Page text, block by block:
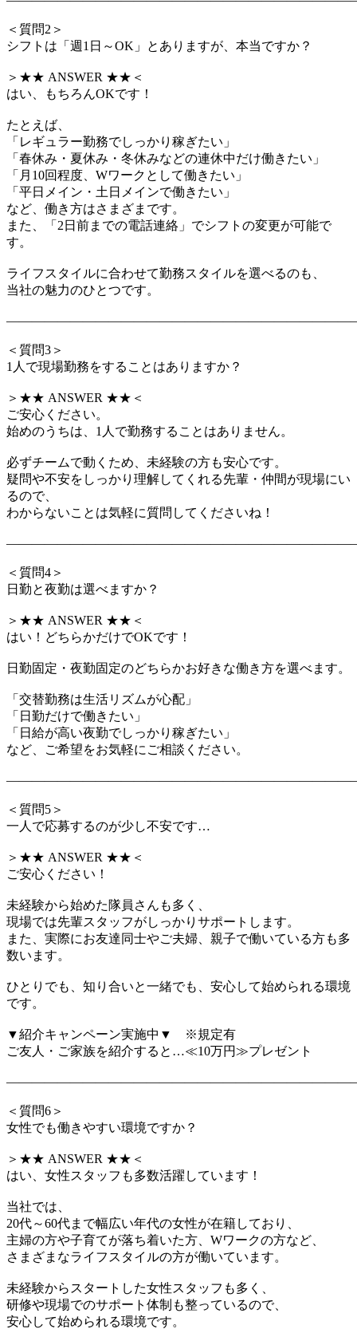
＜質問2＞
シフトは「週1日～OK」とありますが、本当ですか？
＞★★ ANSWER ★★＜
はい、もちろんOKです！
たとえば、
「レギュラー勤務でしっかり稼ぎたい」
「春休み・夏休み・冬休みなどの連休中だけ働きたい」
「月10回程度、Wワークとして働きたい」
「平日メイン・土日メインで働きたい」
など、働き方はさまざまです。
また、「2日前までの電話連絡」でシフトの変更が可能で
す。
ライフスタイルに合わせて勤務スタイルを選べるのも、
当社の魅力のひとつです。
＜質問3＞
1人で現場勤務をすることはありますか？
＞★★ ANSWER ★★＜
ご安心ください。
始めのうちは、1人で勤務することはありません。
必ずチームで動くため、未経験の方も安心です。
疑問や不安をしっかり理解してくれる先輩・仲間が現場にい
るので、
わからないことは気軽に質問してくださいね！
＜質問4＞
日勤と夜勤は選べますか？
＞★★ ANSWER ★★＜
はい！どちらかだけでOKです！
日勤固定・夜勤固定のどちらかお好きな働き方を選べます。
「交替勤務は生活リズムが心配」
「日勤だけで働きたい」
「日給が高い夜勤でしっかり稼ぎたい」
など、ご希望をお気軽にご相談ください。
＜質問5＞
一人で応募するのが少し不安です…
＞★★ ANSWER ★★＜
ご安心ください！
未経験から始めた隊員さんも多く、
現場では先輩スタッフがしっかりサポートします。
また、実際にお友達同士やご夫婦、親子で働いている方も多
数います。
ひとりでも、知り合いと一緒でも、安心して始められる環境
です。
▼紹介キャンペーン実施中▼ ※規定有
ご友人・ご家族を紹介すると…≪10万円≫プレゼント
＜質問6＞
女性でも働きやすい環境ですか？
＞★★ ANSWER ★★＜
はい、女性スタッフも多数活躍しています！
当社では、
20代～60代まで幅広い年代の女性が在籍しており、
主婦の方や子育てが落ち着いた方、Wワークの方など、
さまざまなライフスタイルの方が働いています。
未経験からスタートした女性スタッフも多く、
研修や現場でのサポート体制も整っているので、
安心して始められる環境です。